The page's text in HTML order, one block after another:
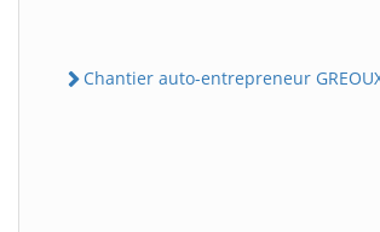
Chantier auto-entrepreneur